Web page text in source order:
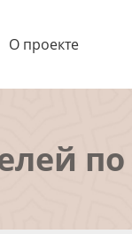
О проекте